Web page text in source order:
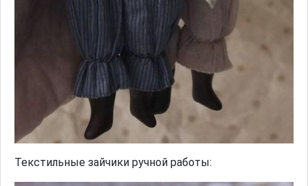
Текстильные зайчики ручной работы: